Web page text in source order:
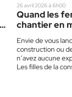
26 avril 2026 à 6h00
Quand les
chantier en
Envie de vous
construction ou
n’avez aucune
Les filles de la